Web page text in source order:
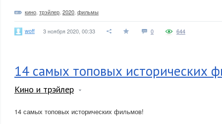
кино трэйлер 2020 фильмы
woff 3 ноября 2020, 00:33 0 644
14 самых топовых исторических
Кино и трэйлер
14 самых топовых исторических фильмов!